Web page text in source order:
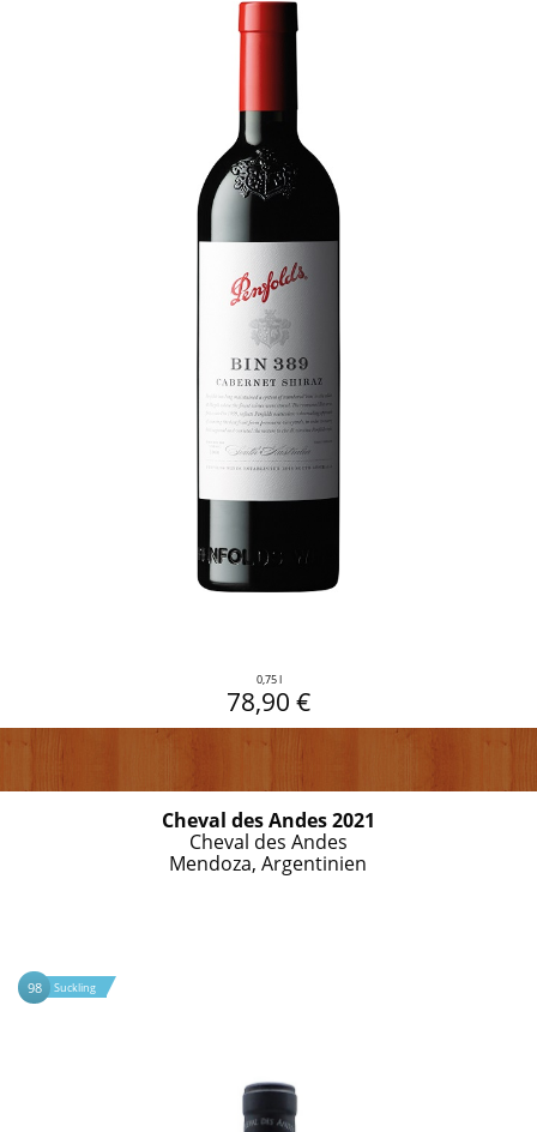
0,75 l
78,90 €
Cheval des Andes 2021
Cheval des Andes
Mendoza, Argentinien
98 Suckling